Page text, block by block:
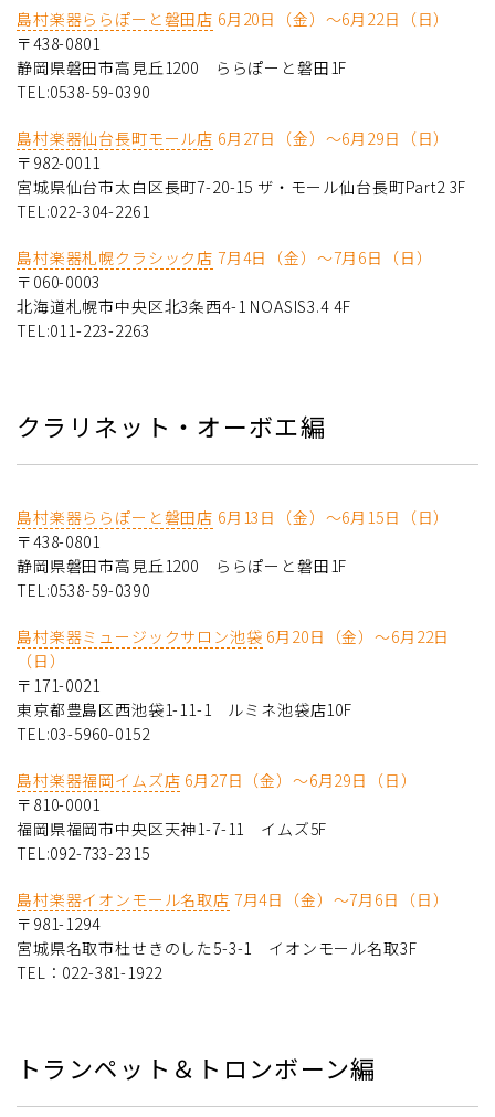
島村楽器ららぽーと磐田店 6月20日（金）～6月22日（日）
〒438-0801
静岡県磐田市高見丘1200 ららぽーと磐田1F
TEL:0538-59-0390
島村楽器仙台長町モール店 6月27日（金）～6月29日（日）
〒982-0011
宮城県仙台市太白区長町7-20-15 ザ・モール仙台長町Part2 3F
TEL:022-304-2261
島村楽器札幌クラシック店 7月4日（金）～7月6日（日）
〒060-0003
北海道札幌市中央区北3条西4-1 NOASIS3.4 4F
TEL:011-223-2263
クラリネット・オーボエ編
島村楽器ららぽーと磐田店 6月13日（金）～6月15日（日）
〒438-0801
静岡県磐田市高見丘1200 ららぽーと磐田1F
TEL:0538-59-0390
島村楽器ミュージックサロン池袋 6月20日（金）～6月22日
（日）
〒171-0021
東京都豊島区西池袋1-11-1 ルミネ池袋店10F
TEL:03-5960-0152
島村楽器福岡イムズ店 6月27日（金）～6月29日（日）
〒810-0001
福岡県福岡市中央区天神1-7-11 イムズ5F
TEL:092-733-2315
島村楽器イオンモール名取店 7月4日（金）～7月6日（日）
〒981-1294
宮城県名取市杜せきのした5-3-1 イオンモール名取3F
TEL：022-381-1922
トランペット＆トロンボーン編